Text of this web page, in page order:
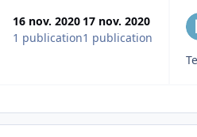
16 nov. 2020
1 publication
17 nov. 2020
1 publication